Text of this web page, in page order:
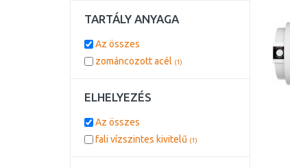
TARTÁLY ANYAGA
Az összes
zománcozott acél (1)
ELHELYEZÉS
Az összes
fali vízszintes kivitelű (1)